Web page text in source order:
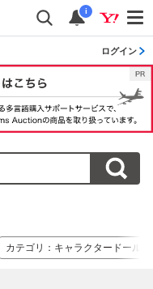
i
ログイン
カテゴリ ： キャラクタードール